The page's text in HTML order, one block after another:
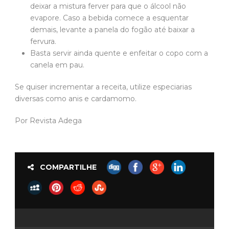
deixar a mistura ferver para que o álcool não
evapore. Caso a bebida comece a esquentar
demais, levante a panela do fogão até baixar a
fervura.
Basta servir ainda quente e enfeitar o copo com a
canela em pau.
Se quiser incrementar a receita, utilize especiarias
diversas como anis e cardamomo.
Por Revista Adega
COMPARTILHE